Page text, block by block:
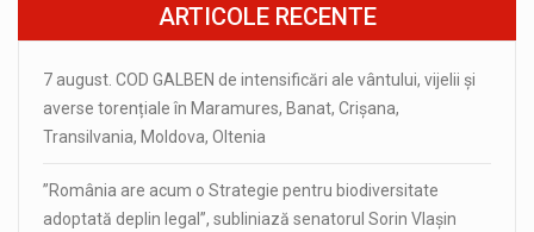
ARTICOLE RECENTE
7 august. COD GALBEN de intensificări ale vântului, vijelii și
averse torențiale în Maramures, Banat, Crișana,
Transilvania, Moldova, Oltenia
”România are acum o Strategie pentru biodiversitate
adoptată deplin legal”, subliniază senatorul Sorin Vlașin